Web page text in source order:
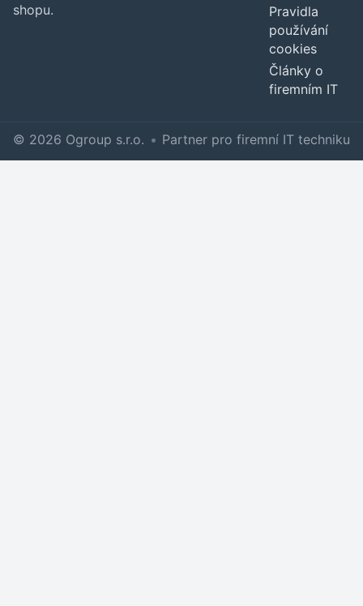
shopu.
Pravidla
používání
cookies
Články o
firemním IT
© 2026 Ogroup s.r.o. • Partner pro firemní IT techniku